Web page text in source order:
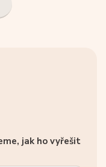
jak ho vyřešit